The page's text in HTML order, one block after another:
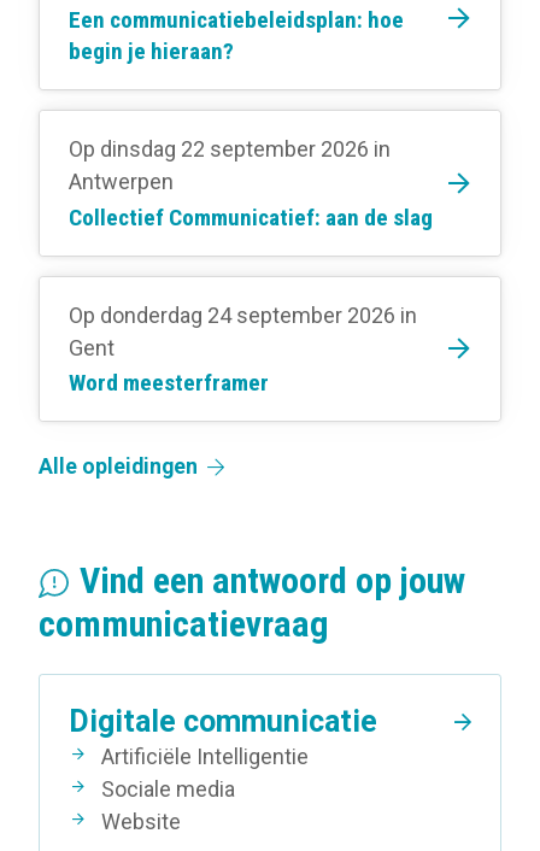
Een communicatiebeleidsplan: hoe
begin je hieraan?
Op dinsdag 22 september 2026 in
Antwerpen
Collectief Communicatief: aan de slag
Op donderdag 24 september 2026 in
Gent
Word meesterframer
Alle opleidingen
Vind een antwoord op jouw
communicatievraag
Digitale communicatie
Artificiële Intelligentie
Sociale media
Website